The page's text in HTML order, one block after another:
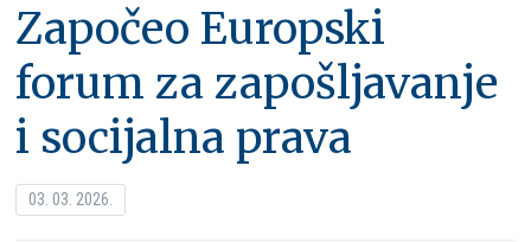
Započeo Europski
forum za zapošljavanje
i socijalna prava
03. 03. 2026.